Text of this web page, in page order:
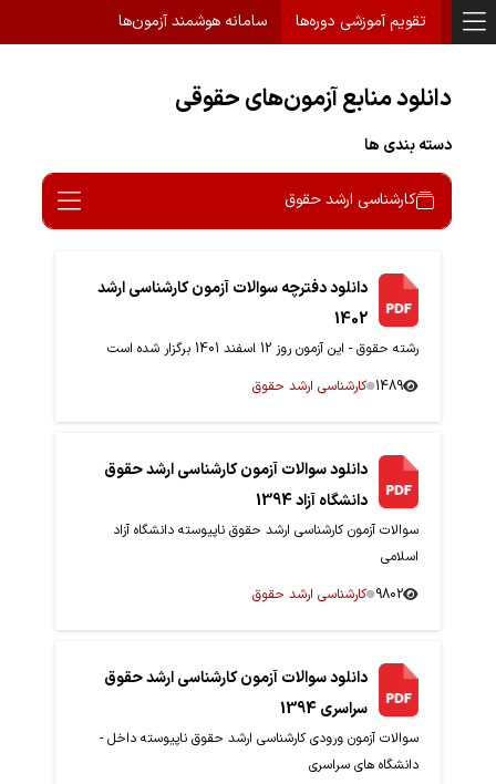
تقویم آموزشی دوره‌ها سامانه هوشمند آزمون‌ها
دانلود منابع آزمون‌های حقوقی
دسته بندی ها
کارشناسی ارشد حقوق
دانلود دفترچه سوالات آزمون کارشناسی ارشد
1402
رشته حقوق - این آزمون روز 12 اسفند 1401 برگزار شده است
1489 کارشناسی ارشد حقوق
دانلود سوالات آزمون کارشناسی ارشد حقوق
دانشگاه آزاد 1394
سوالات آزمون کارشناسی ارشد حقوق ناپیوسته دانشگاه آزاد
اسلامی
9802 کارشناسی ارشد حقوق
دانلود سوالات آزمون کارشناسی ارشد حقوق
سراسری 1394
سوالات آزمون ورودی کارشناسی ارشد حقوق ناپیوسته داخل -
دانشگاه های سراسری